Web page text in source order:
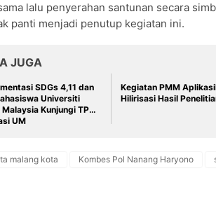
lalu penyerahan santunan secara
panti menjadi penutup kegiatan ini.
JUGA
SDGs 4,11 dan
Universiti
Kunjungi TPST
UM
Kegiatan PMM
Hilirisasi Hasil
malang kota Kombes Pol Nanang Haryono